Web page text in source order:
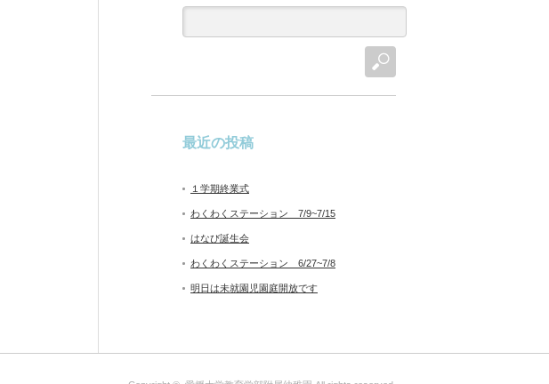
最近の投稿
１学期終業式
わくわくステーション 7/9~7/15
はなび誕生会
わくわくステーション 6/27~7/8
明日は未就園児園庭開放です